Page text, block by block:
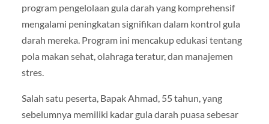
program pengelolaan gula darah yang komprehensif
mengalami peningkatan signifikan dalam kontrol gula
darah mereka. Program ini mencakup edukasi tentang
pola makan sehat, olahraga teratur, dan manajemen
stres.
Salah satu peserta, Bapak Ahmad, 55 tahun, yang
sebelumnya memiliki kadar gula darah puasa sebesar